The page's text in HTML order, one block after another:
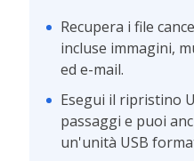
Recupera i file
incluse immagini,
ed e-mail.
Esegui il ripristino
passaggi e puoi
un'unità USB